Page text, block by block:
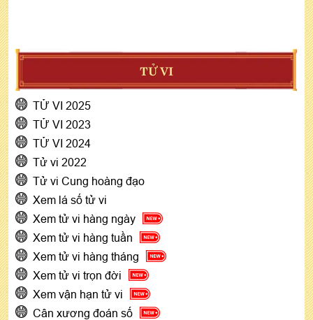
TỬ VI
TỬ VI 2025
TỬ VI 2023
TỬ VI 2024
Tử vi 2022
Tử vi Cung hoàng đạo
Xem lá số tử vi
Xem tử vi hàng ngày
Xem tử vi hàng tuần
Xem tử vi hàng tháng
Xem tử vi trọn đời
Xem vận hạn tử vi
Cân xương đoán số